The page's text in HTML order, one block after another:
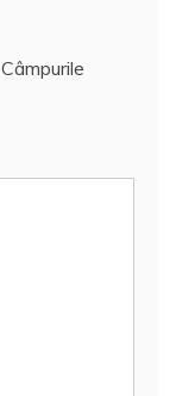
Câmpurile